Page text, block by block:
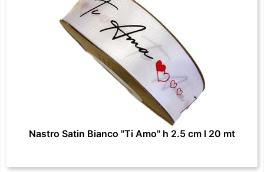
Nastro Satin Bianco "Ti Amo" h 2.5 cm l 20 mt